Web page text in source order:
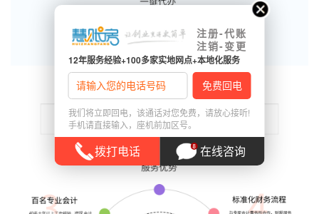
注册-代账
注销-变更
12年服务经验+100多家实地网点+本地化服务
我们将立即回电，该通话对您免费，请放心接听!
手机请直接输入，座机前加区号。
拨打电话 在线咨询